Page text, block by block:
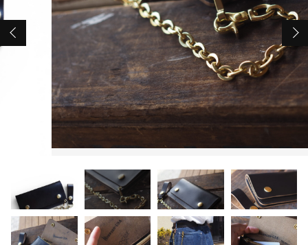
ショッピングを続ける
カートを確認する
アクセサリー
【Italy】
限定品
メンテナンス
アパレル・ステッカー
～
並び順
在庫あり セール